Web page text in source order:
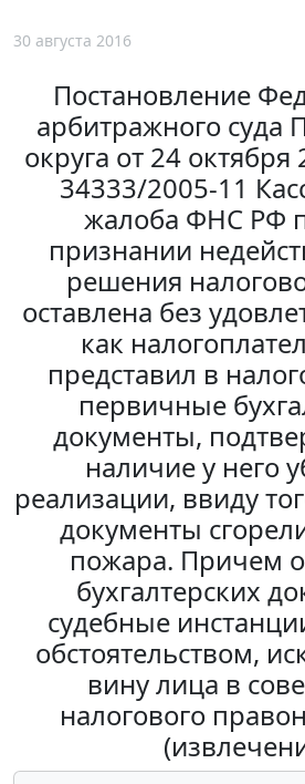
30 августа 2016
Постановление
арбитражного суда
округа от 24 октября
34333/2005-11
жалоба ФНС РФ
признании
решения
оставлена без
как
представил в
первичные
документы,
наличие у него
реализации, ввиду
документы
пожара. Причем
бухгалтерских
судебные
обстоятельством,
вину лица в
налогового